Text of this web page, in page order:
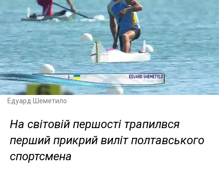
Едуард Шеметило
На світовій першості трапилвся
перший прикрий виліт полтавського
спортсмена